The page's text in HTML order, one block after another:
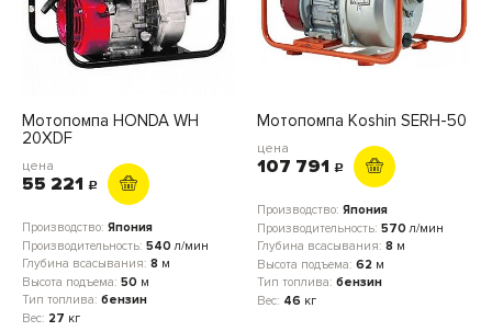
Мотопомпа HONDA WH
20XDF
цена
55 221 c
Производство: Япония
Производительность: 540 л/мин
Глубина всасывания: 8 м
Высота подъема: 50 м
Тип топлива: бензин
Вес: 27 кг
Мотопомпа Кoshin SERH-50
цена
107 791 c
Производство: Япония
Производительность: 570 л/мин
Глубина всасывания: 8 м
Высота подъема: 62 м
Тип топлива: бензин
Вес: 46 кг